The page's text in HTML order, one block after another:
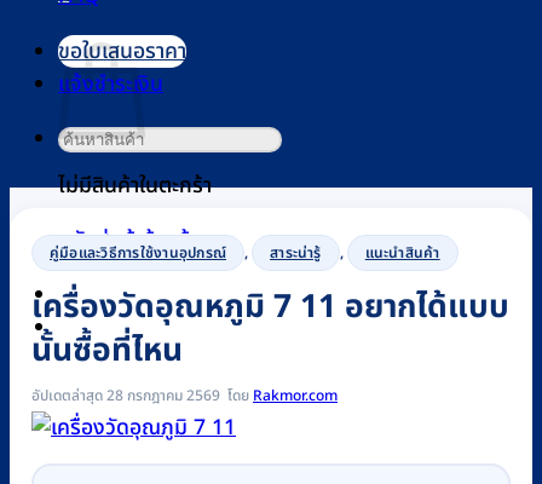
ไม่มีสินค้าในตะกร้า
กลับสู่หน้าร้านค้า
0
ขอใบเสนอราคา
แจ้งชำระเงิน
ค้นหา:
คู่มือและวิธีการใช้งานอุปกรณ์ , สาระน่ารู้ , แนะนำสินค้า
เครื่องวัดอุณหภูมิ 7 11 อยากได้แบบ
นั้นซื้อที่ไหน
อัปเดตล่าสุด 28 กรกฎาคม 2569 Rakmor.com